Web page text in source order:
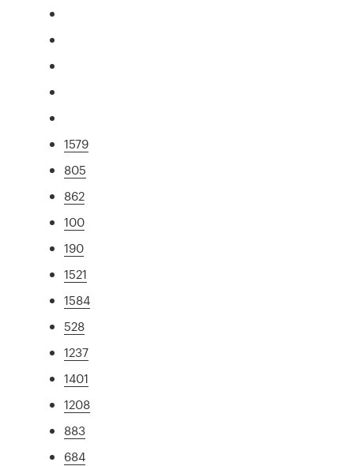
1579
805
862
100
190
1521
1584
528
1237
1401
1208
883
684